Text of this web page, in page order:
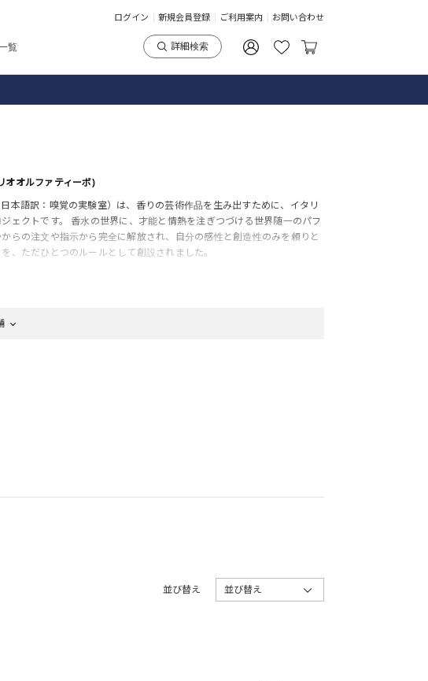
ログイン 新規会員登録 ご利用案内 お問い合わせ
覧
詳細検索
オオルファティーボ)
本語訳：嗅覚の実験室）は、香りの芸術作品を生み出すために、イタリ
ェクトです。 香水の世界に、才能と情熱を注ぎつづける世界随一のパフ
らの注文や指示から完全に解放され、自分の感性と創造性のみを頼りと
、ただひとつのルールとして創設されました。
並び替え 並び替え